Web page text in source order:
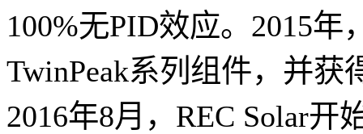
100%无PID效应。2015年
TwinPeak系列组件，并获
2016年8月，REC Solar开